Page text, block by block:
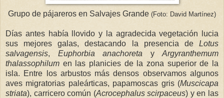
Grupo de pájareros en Salvajes Grande (Foto: David Martínez)
Días antes había llovido y la agradecida vegetación lucia
sus mejores galas, destacando la presencia de Lotus
salvagensis, Euphorbia anachoreta y Argyranthemum
thalassophilum en las planicies de la zona superior de la
isla. Entre los arbustos más densos observamos algunos
aves migratorias paleárticas, papamoscas gris (Muscicapa
striata), carricero común (Acrocephalus scirpaceus) y en las